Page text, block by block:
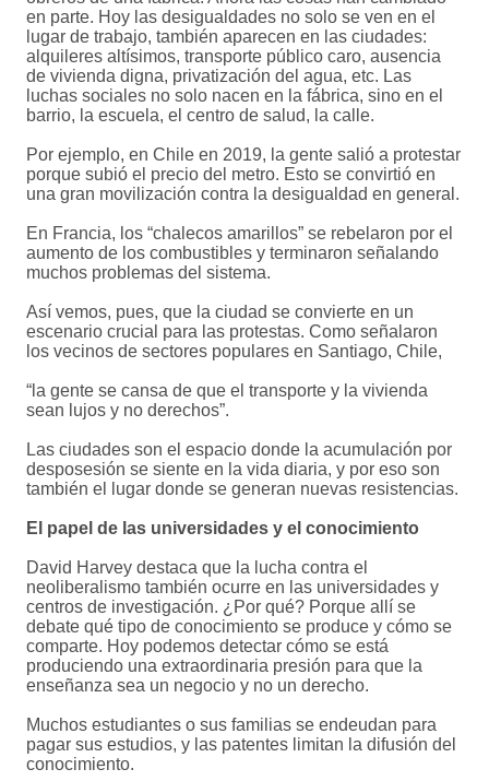
en parte. Hoy las desigualdades no solo se ven en el
lugar de trabajo, también aparecen en las ciudades:
alquileres altísimos, transporte público caro, ausencia
de vivienda digna, privatización del agua, etc. Las
luchas sociales no solo nacen en la fábrica, sino en el
barrio, la escuela, el centro de salud, la calle.
Por ejemplo, en Chile en 2019, la gente salió a protestar
porque subió el precio del metro. Esto se convirtió en
una gran movilización contra la desigualdad en general.
En Francia, los “chalecos amarillos” se rebelaron por el
aumento de los combustibles y terminaron señalando
muchos problemas del sistema.
Así vemos, pues, que la ciudad se convierte en un
escenario crucial para las protestas. Como señalaron
los vecinos de sectores populares en Santiago, Chile,
“la gente se cansa de que el transporte y la vivienda
sean lujos y no derechos”.
Las ciudades son el espacio donde la acumulación por
desposesión se siente en la vida diaria, y por eso son
también el lugar donde se generan nuevas resistencias.
El papel de las universidades y el conocimiento
David Harvey destaca que la lucha contra el
neoliberalismo también ocurre en las universidades y
centros de investigación. ¿Por qué? Porque allí se
debate qué tipo de conocimiento se produce y cómo se
comparte. Hoy podemos detectar cómo se está
produciendo una extraordinaria presión para que la
enseñanza sea un negocio y no un derecho.
Muchos estudiantes o sus familias se endeudan para
pagar sus estudios, y las patentes limitan la difusión del
conocimiento.